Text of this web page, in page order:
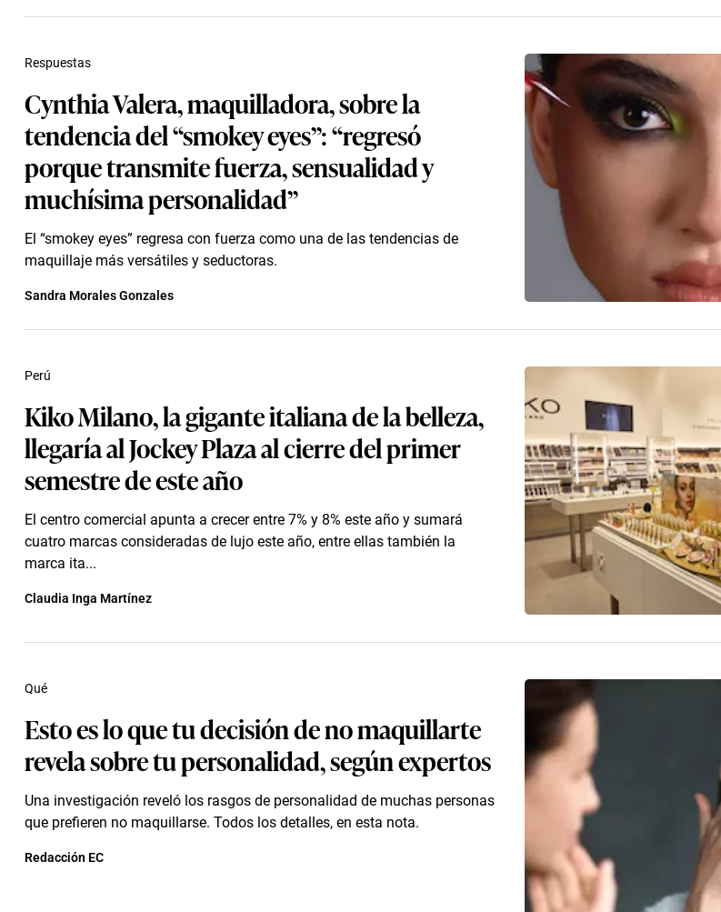
Cynthia Valera, maquilladora, sobre la
tendencia del “smokey eyes”: “regresó
porque transmite fuerza, sensualidad y
muchísima personalidad”
El “smokey eyes” regresa con fuerza como una de las tendencias de
maquillaje más versátiles y seductoras.
Respuestas
Sandra Morales Gonzales
Kiko Milano, la gigante italiana de la belleza,
llegaría al Jockey Plaza al cierre del primer
semestre de este año
El centro comercial apunta a crecer entre 7% y 8% este año y sumará
cuatro marcas consideradas de lujo este año, entre ellas también la
marca ita...
Perú
Claudia Inga Martínez
Esto es lo que tu decisión de no maquillarte
revela sobre tu personalidad, según expertos
Una investigación reveló los rasgos de personalidad de muchas personas
que prefieren no maquillarse. Todos los detalles, en esta nota.
Qué
Redacción EC